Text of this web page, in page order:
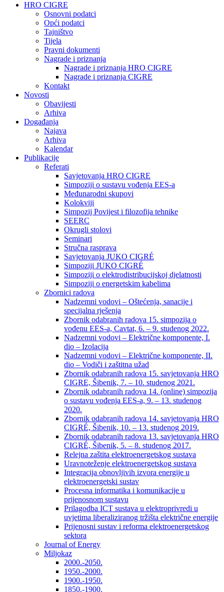
HRO CIGRE
Osnovni podatci​
Opći podatci
Tajništvo
Tijela
Pravni dokumenti
Nagrade i priznanja
Nagrade i priznanja HRO CIGRE
Nagrade i priznanja CIGRE
Kontakt
Novosti
Obavijesti
Arhiva
Događanja
Najava
Arhiva
Kalendar
Publikacije
Referati
Savjetovanja HRO CIGRE
Simpoziji o sustavu vođenja EES-a
Međunarodni skupovi
Kolokviji​
Simpozij Povijest i filozofija tehnike
SEERC
Okrugli stolovi
Seminari​
Stručna rasprava​
Savjetovanja JUKO CIGRÉ
Simpoziji JUKO CIGRÉ
Simpoziji o elektrodistribucijskoj djelatnosti
Simpoziji o energetskim kabelima
Zbornici radova
Nadzemni vodovi – Oštećenja, sanacije i
specijalna rješenja
Zbornik odabranih radova 15. simpozija o
vođenu EES-a, Cavtat, 6. – 9. studenog 2022.
Nadzemni vodovi – Električne komponente, I.
dio – Izolacija
Nadzemni vodovi – Električne komponente, II.
dio – Vodiči i zaštitna užad
Zbornik odabranih radova 15. savjetovanja HRO
CIGRE, Šibenik, 7. – 10. studenog 2021.
Zbornik odabranih radova 14. (online) simpozija
o sustavu vođenja EES-a, 9. – 13. studenog
2020.
Zbornik odabranih radova 14. savjetovanja HRO
CIGRÉ, Šibenik, 10. – 13. studenog 2019.
Zbornik odabranih radova 13. savjetovanja HRO
CIGRÉ, Šibenik, 5. – 8. studenog 2017.
Relejna zaštita elektroenergetskog sustava
Uravnoteženje elektroenergetskog sustava
Integracija obnovljivih izvora energije u
elektroenergetski sustav
Procesna informatika i komunikacije u
prijenosnom sustavu
Prilagodba ICT sustava u elektroprivredi u
uvjetima liberaliziranog tržišta električne energije
Prijenosni sustav i reforma elektroenergetskog
sektora
Journal of Energy
Miljokaz
2000.-2050.
1950.-2000.
1900.-1950.
1850.-1900.